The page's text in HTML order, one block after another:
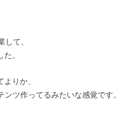
て、
。
りか、
ツ作ってるみたいな感覚です。